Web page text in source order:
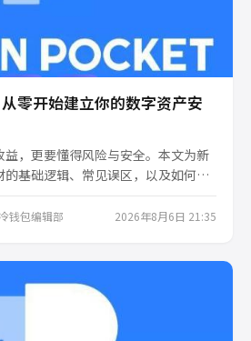
零开始建立你的数字资产安
，更要懂得风险与安全。本文为新
基础逻辑、常见误区，以及如何通
的普通人。
钱包编辑部 2026年8月6日 21:35